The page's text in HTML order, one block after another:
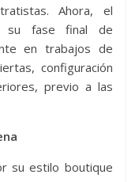
Ahora, el
su fase final de
en trabajos de
configuración
previo a las
su estilo boutique